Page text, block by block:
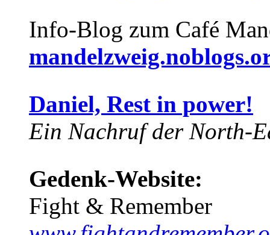
Info-Blog zum Café
Daniel, Rest in power!
Ein Nachruf der North-
Gedenk-Website:
Fight & Remember